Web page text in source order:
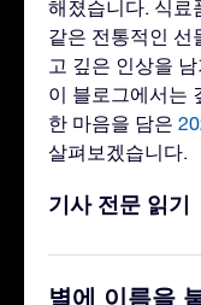
해졌습니다. 식료
같은 전통적인 선
고 깊은 인상을
이 블로그에서는
한 마음을 담은
살펴보겠습니다.
기사 전문 읽기
별에 이름을